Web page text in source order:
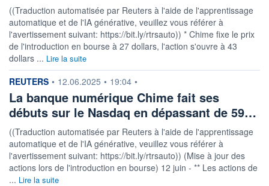
((Traduction automatisée par Reuters à l'aide de l'apprentissage
automatique et de l'IA générative, veuillez vous référer à
l'avertissement suivant: https://bit.ly/rtrsauto)) * Chime fixe le prix
de l'introduction en bourse à 27 dollars, l'action s'ouvre à 43
dollars ... Lire la suite
information fournie par
REUTERS • 12.06.2025 • 19:04 •
La banque numérique Chime fait ses
débuts sur le Nasdaq en dépassant de 59…
((Traduction automatisée par Reuters à l'aide de l'apprentissage
automatique et de l'IA générative, veuillez vous référer à
l'avertissement suivant: https://bit.ly/rtrsauto)) (Mise à jour des
actions lors de l'introduction en bourse) 12 juin - ** Les actions de
... Lire la suite